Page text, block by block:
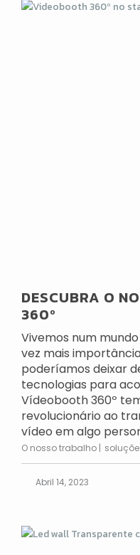
DESCUBRA O
360º
Vivemos num
vez mais
poderíamos deixar
tecnologias para
Vídeobooth 360º
revolucionário ao
vídeo em algo
O nosso trabalho
Abril 14, 2023